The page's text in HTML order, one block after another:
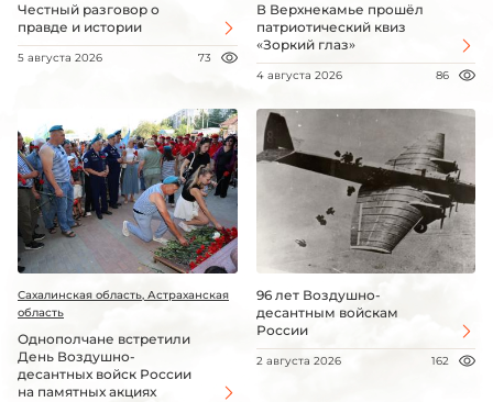
Честный разговор о
правде и истории
5 августа 2026 73
В Верхнекамье прошёл
патриотический квиз
«Зоркий глаз»
4 августа 2026 86
Сахалинская область, Астраханская
область
Однополчане встретили
День Воздушно-
десантных войск России
на памятных акциях
96 лет Воздушно-
десантным войскам
России
2 августа 2026 162